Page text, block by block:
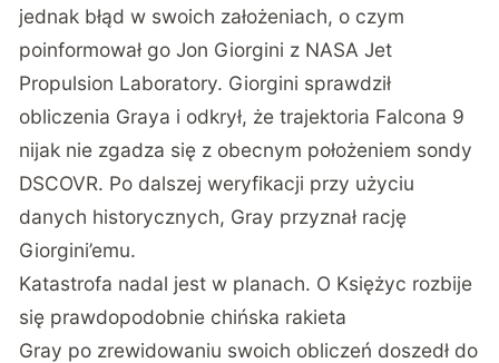
jednak błąd w swoich założeniach, o czym
poinformował go Jon Giorgini z NASA Jet
Propulsion Laboratory. Giorgini sprawdził
obliczenia Graya i odkrył, że trajektoria Falcona 9
nijak nie zgadza się z obecnym położeniem sondy
DSCOVR. Po dalszej weryfikacji przy użyciu
danych historycznych, Gray przyznał rację
Giorgini’emu.
Katastrofa nadal jest w planach. O Księżyc rozbije
się prawdopodobnie chińska rakieta
Gray po zrewidowaniu swoich obliczeń doszedł do